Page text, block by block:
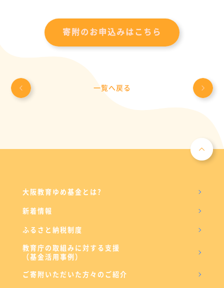
寄附のお申込みはこちら
一覧へ戻る
大阪教育ゆめ基金とは?
新着情報
ふるさと納税制度
教育庁の取組みに対する支援
（基金活用事例）
ご寄附いただいた方々のご紹介